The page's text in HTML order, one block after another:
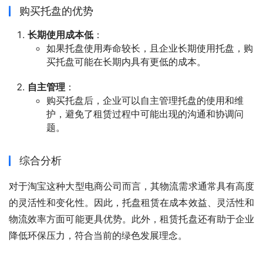
购买托盘的优势
长期使用成本低 ：
如果托盘使用寿命较长，且企业长期使用托盘，购
买托盘可能在长期内具有更低的成本。
自主管理 ：
购买托盘后，企业可以自主管理托盘的使用和维
护，避免了租赁过程中可能出现的沟通和协调问
题。
综合分析
对于淘宝这种大型电商公司而言，其物流需求通常具有高度
的灵活性和变化性。因此，托盘租赁在成本效益、灵活性和
物流效率方面可能更具优势。此外，租赁托盘还有助于企业
降低环保压力，符合当前的绿色发展理念。